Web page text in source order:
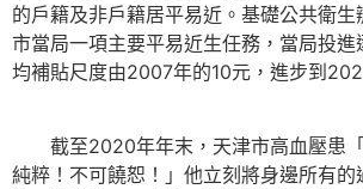
的戶籍及非戶籍居平易近。基礎公共衛生
市當局一項主要平易近生任務，當局投進
均補貼尺度由2007年的10元，進步到
截至2020年年末，天津市高血壓患「
純粹！不可饒恕！」他立刻將身邊所有的